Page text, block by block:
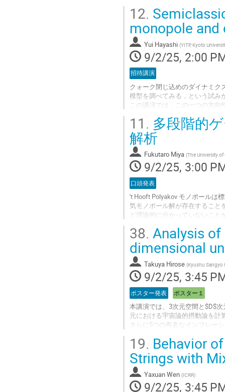
れを理論の対称性にもとづい
初期磁場によるバリオン数生
れるものと考えられてきた初
Go
to
contribution
page
12.
monopole and
Yui Hayashi (YITP, Kyoto
9/2/25, 2:00
招待講演
クォーク閉じ込めのダイナミク
模型を調べてみる，という試み
この講演では，この一つの方
S^1$におけるmonopole dilute
閉じ込めについて見ていく．
Go
to
contribution
page
11. 多段階的
解析
Fukutaro Miya (The University
9/2/25, 3:00
口頭発表
't Hooft Polyakov モノポールは
気モノポール解が存在すること
ど理論的に分かっていないこ
Go
to
contribution
page
38. Analysis
dimensional
Takuya Hirose (Kyushu Sangyo
9/2/25, 3:45
ポスター発表 ポスター１
本講演では、3次元空間と$D$
元における宇宙論的摂動論を計
さらに5つの有名なインフレー
Go
to
contribution
page
19. Behavior
Strings with
Yaxuan Wen (ICRR)
9/2/25, 3:45